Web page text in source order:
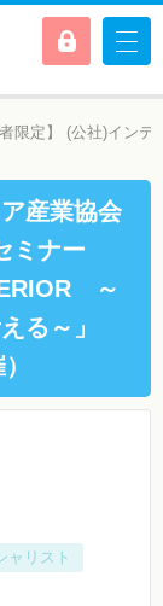
者限定】 (公社)イン
産業協会
ミナー
～
る～」
ャリスト